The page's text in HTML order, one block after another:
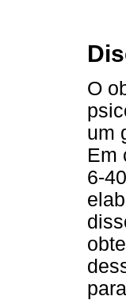
O
um
Em
6-